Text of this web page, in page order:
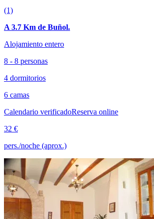
(1)
A 3.7 Km de Buñol.
Alojamiento entero
8 - 8 personas
4 dormitorios
6 camas
Calendario verificadoReserva online
32 €
pers./noche (aprox.)